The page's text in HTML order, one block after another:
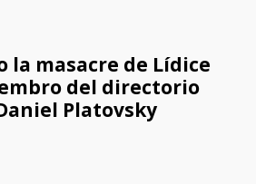
la masacre de Lídice
del directorio
Platovsky